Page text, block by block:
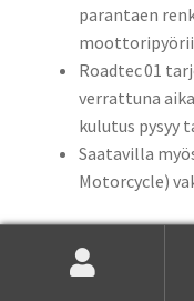
parantaen
Roadtec 01
verrattuna
kulutus pysyy
Saatavilla
Motorcycle)
Roadtec 01 on
vaativat